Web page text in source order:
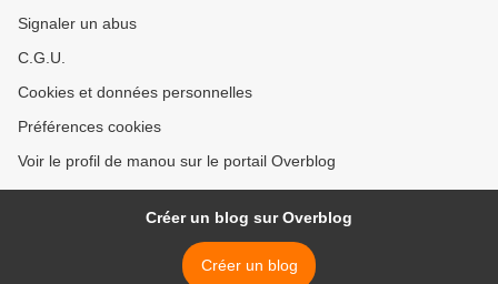
Signaler un abus
C.G.U.
Cookies et données personnelles
Préférences cookies
Voir le profil de manou sur le portail Overblog
Créer un blog sur Overblog
Créer un blog